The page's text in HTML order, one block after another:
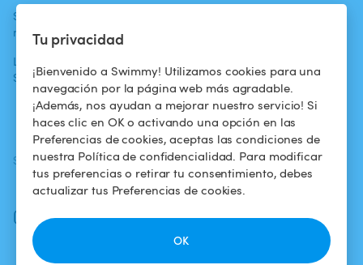
Tu privacidad
¡Bienvenido a Swimmy! Utilizamos cookies para una
navegación por la página web más agradable.
¡Además, nos ayudan a mejorar nuestro servicio! Si
haces clic en OK o activando una opción en las
Preferencias de cookies, aceptas las condiciones de
nuestra Política de confidencialidad. Para modificar
tus preferencias o retirar tu consentimiento, debes
actualizar tus Preferencias de cookies.
OK
Swimmy en los
medios
La aventura
Swimmy
piscina
¿Cómo funciona?
confidencialidad
Aviso legal
SÍGUENOS
Facebook
Instagram
DESCARGAR LA APP